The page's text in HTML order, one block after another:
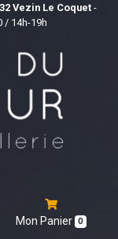
Vezin Le Coquet-
/ 14h-19h
Mon Panier 0